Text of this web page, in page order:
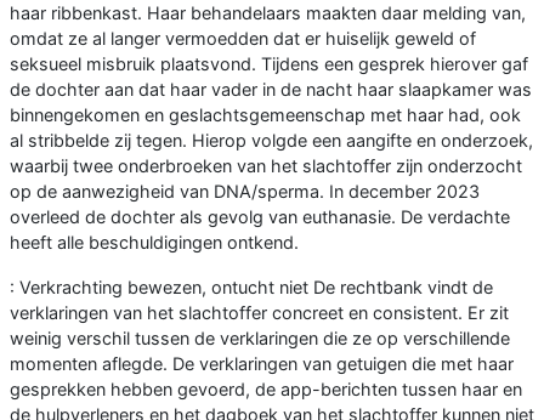
haar ribbenkast. Haar behandelaars maakten daar melding van,
omdat ze al langer vermoedden dat er huiselijk geweld of
seksueel misbruik plaatsvond. Tijdens een gesprek hierover gaf
de dochter aan dat haar vader in de nacht haar slaapkamer was
binnengekomen en geslachtsgemeenschap met haar had, ook
al stribbelde zij tegen. Hierop volgde een aangifte en onderzoek,
waarbij twee onderbroeken van het slachtoffer zijn onderzocht
op de aanwezigheid van DNA/sperma. In december 2023
overleed de dochter als gevolg van euthanasie. De verdachte
heeft alle beschuldigingen ontkend.
: Verkrachting bewezen, ontucht niet De rechtbank vindt de
verklaringen van het slachtoffer concreet en consistent. Er zit
weinig verschil tussen de verklaringen die ze op verschillende
momenten aflegde. De verklaringen van getuigen die met haar
gesprekken hebben gevoerd, de app-berichten tussen haar en
de hulpverleners en het dagboek van het slachtoffer kunnen niet